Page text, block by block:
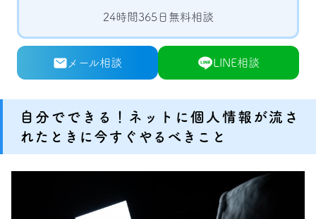
24時間365日無料相談
メール相談 LINE相談
自分でできる！ネットに個人情報が流さ
れたときに今すぐやるべきこと